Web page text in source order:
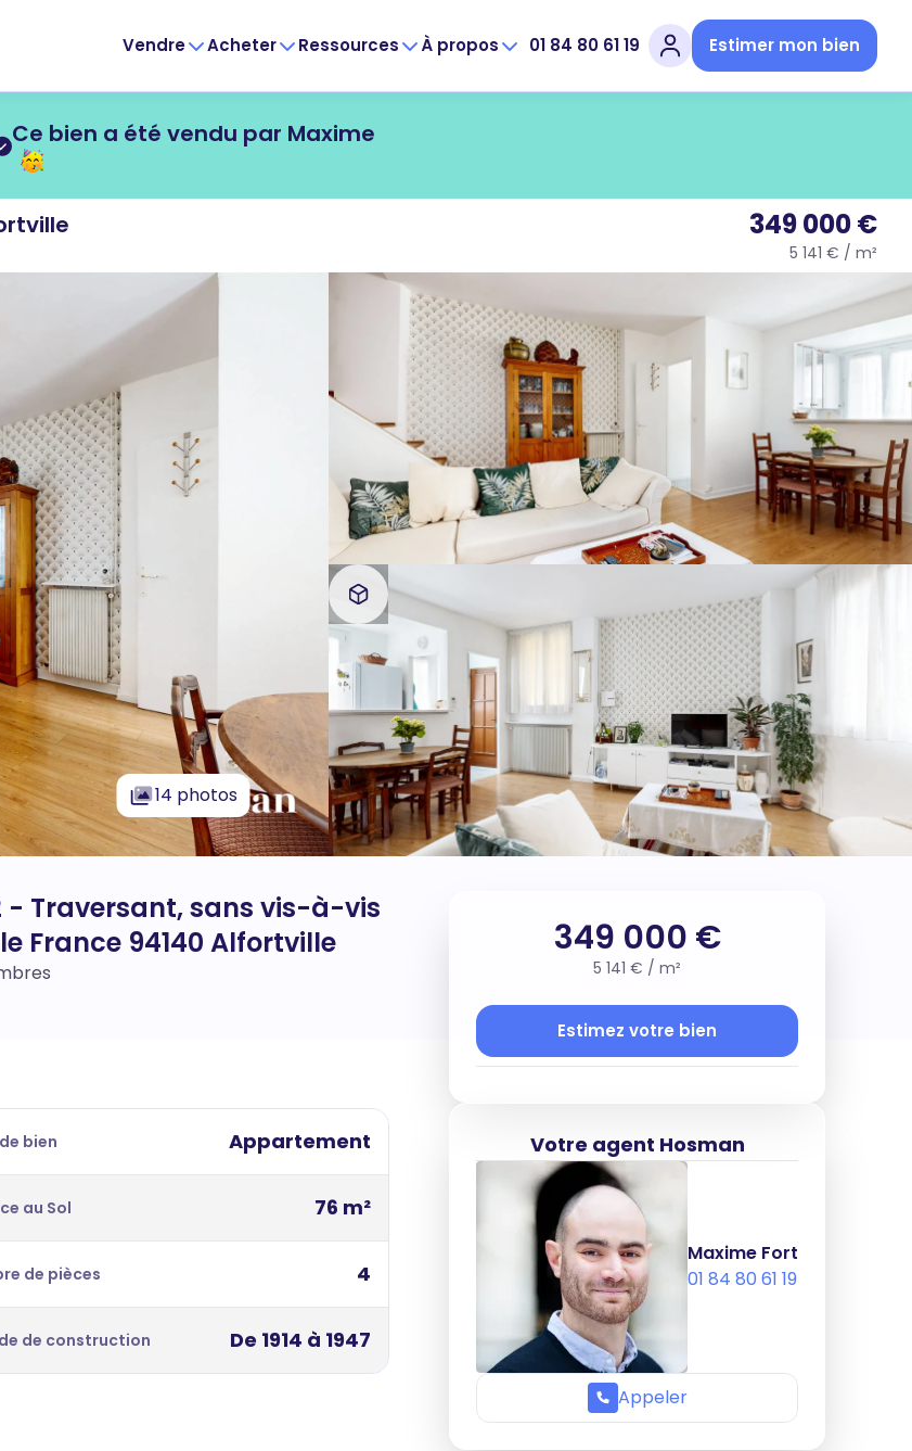
Vendre Acheter Ressources À propos 01 84 80 61 19 Estimer mon bien
Ce bien a été vendu par Maxime
349 000 €
5 141 € / m²
14 photos
349 000 €
5 141 € / m²
Estimez votre bien
Votre agent Hosman
Maxime Fort
01 84 80 61 19
Appeler
- Traversant, sans vis-à-vis
France 94140 Alfortville
bien Appartement
au Sol 76 m²
de pièces 4
de construction De 1914 à 1947